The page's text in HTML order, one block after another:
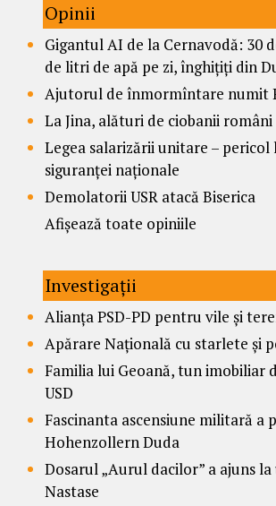
Opinii
Gigantul AI de la Cernavodă: 30
de litri de apă pe zi, înghițiți din
Ajutorul de înmormîntare numit
La Jina, alături de ciobanii români
Legea salarizării unitare – pericol
siguranței naționale
Demolatorii USR atacă Biserica
Afișează toate opiniile
Investigații
Alianța PSD-PD pentru vile și
Apărare Națională cu starlete și
Familia lui Geoană, tun imobiliar
USD
Fascinanta ascensiune militară a
Hohenzollern Duda
Dosarul „Aurul dacilor” a ajuns la
Nastase